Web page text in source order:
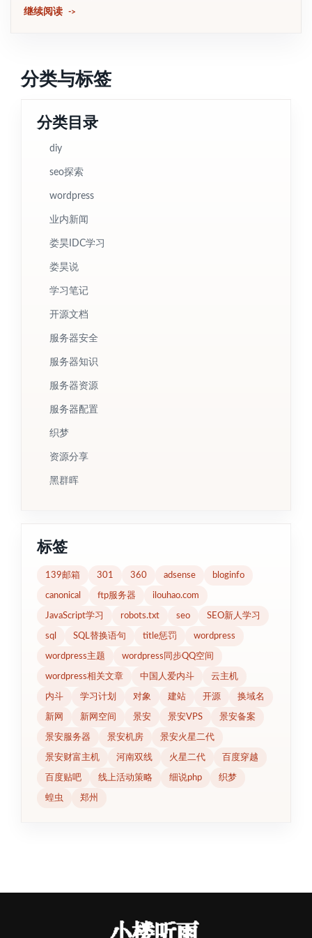
继续阅读
分类与标签
分类目录
diy
seo探索
wordpress
业内新闻
娄昊IDC学习
娄昊说
学习笔记
开源文档
服务器安全
服务器知识
服务器资源
服务器配置
织梦
资源分享
黑群晖
标签
139邮箱 301 360 adsense bloginfo
canonical ftp服务器 ilouhao.com
JavaScript学习 robots.txt seo SEO新人学习
sql SQL替换语句 title惩罚 wordpress
wordpress主题 wordpress同步QQ空间
wordpress相关文章 中国人爱内斗 云主机
内斗 学习计划 对象 建站 开源 换域名
新网 新网空间 景安 景安VPS 景安备案
景安服务器 景安机房 景安火星二代
景安财富主机 河南双线 火星二代 百度穿越
百度贴吧 线上活动策略 细说php 织梦
蝗虫 郑州